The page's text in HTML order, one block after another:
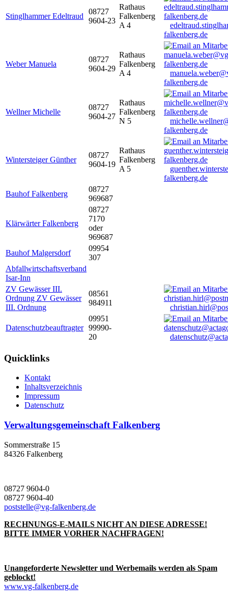
Stinglhammer Edeltraud
08727
9604-23
Rathaus
Falkenberg
A 4
falkenberg.de
Weber Manuela
08727
9604-29
Rathaus
Falkenberg
A 4
falkenberg.de
Wellner Michelle
08727
9604-27
Rathaus
Falkenberg
N 5
falkenberg.de
Wintersteiger Günther
08727
9604-19
Rathaus
Falkenberg
A 5
falkenberg.de
Bauhof Falkenberg
08727
969687
Klärwärter Falkenberg
08727
7170
oder
969687
Bauhof Malgersdorf
09954
307
Abfallwirtschaftsverband
Isar-Inn
ZV Gewässer III.
Ordnung ZV Gewässer
III. Ordnung
08561
984911
Datenschutzbeauftragter
09951
99990-
20
Quicklinks
Kontakt
Inhaltsverzeichnis
Impressum
Datenschutz
Verwaltungsgemeinschaft Falkenberg
Sommerstraße 15
84326 Falkenberg
08727 9604-0
08727 9604-40
poststelle@vg-falkenberg.de
RECHNUNGS-E-MAILS NICHT AN DIESE ADRESSE!
BITTE IMMER VORHER NACHFRAGEN!
Unangeforderte Newsletter und Werbemails werden als Spam
geblockt!
www.vg-falkenberg.de